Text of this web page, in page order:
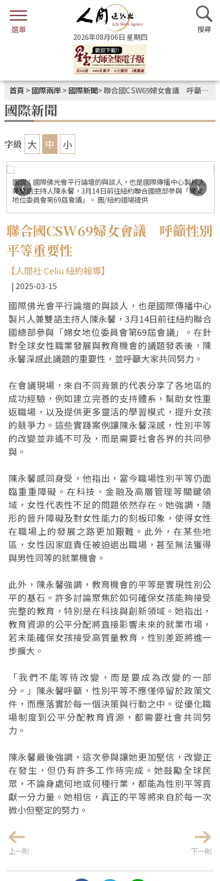
2026年08月06日 星期四
首頁 >國際兩岸>國際新聞>聯合國CSW69婦女會議 呼籲性別平等重要性
國際新聞
字級 大 中 小
圖說：國際佛光會平行論壇的與談人，也是國際傳播中心製片人
兼雙語主持人陳永馨，3月14日前往紐約聯合國總部參與「婦女
地位委員會第69屆會議」。 圖/紐約道場提供
‹ ›
聯合國CSW69婦女會議 呼籲性別
平等重要性
【人間社 Celiu 紐約報導】
2025-03-15
國際佛光會平行論壇的與談人，也是國際傳播中心
製片人兼雙語主持人陳永馨，3月14日前往紐約聯合
國總部參與「婦女地位委員會第69屆會議」。在針
對全球女性職業發展與教育機會的議題發表後，陳
永馨深感此議題的重要性，並呼籲大家共同努力。
在會議現場，來自不同背景的代表分享了各地區的
成功經驗，例如建立完善的支持體系，幫助女性重
返職場，以及提供更多靈活的學習模式，提升女孩
的競爭力。這些實踐案例讓陳永馨深感，性別平等
的改變並非遙不可及，而是需要社會各界的共同參
與。
陳永馨感同身受，他指出，當今職場性別平等仍面
臨重重障礙。在科技、金融及高層管理等關鍵領
域，女性代表性不足的問題依然存在。她強調，隱
形的晉升障礙及對女性能力的刻板印象，使得女性
在職場上的發展之路更加艱難。此外，在某些地
區，女性因家庭責任被迫退出職場，甚至無法獲得
與男性同等的就業機會。
此外，陳永馨強調，教育機會的平等是實現性別公
平的基石。許多討論聚焦於如何確保女孩能夠接受
完整的教育，特別是在科技與創新領域。她指出，
教育資源的公平分配將直接影響未來的就業市場，
若未能確保女孩接受高質量教育，性別差距將進一
步擴大。
「我們不能等待改變，而是要成為改變的一部
分。」陳永馨呼籲，性別平等不應僅停留於政策文
件，而應落實於每一個決策與行動之中。從優化職
場制度到公平分配教育資源，都需要社會共同努
力。
陳永馨最後強調，這次參與讓她更加堅信，改變正
在發生，但仍有許多工作待完成。她鼓勵全球民
眾，不論身處何地或何種行業，都能為性別平等貢
獻一分力量。她相信，真正的平等將來自於每一次
微小但堅定的努力。
上一則 下一則